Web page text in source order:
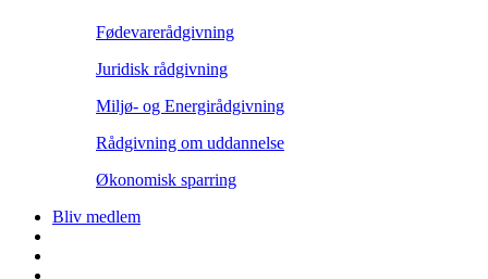
Fødevarerådgivning
Juridisk rådgivning
Miljø- og Energirådgivning
Rådgivning om uddannelse
Økonomisk sparring
Bliv medlem